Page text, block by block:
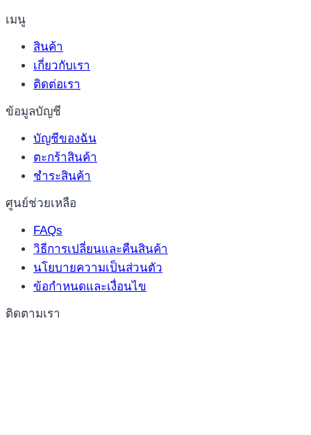
เมนู
สินค้า
เกี่ยวกับเรา
ติดต่อเรา
ข้อมูลบัญชี
บัญชีของฉัน
ตะกร้าสินค้า
ชำระสินค้า
ศูนย์ช่วยเหลือ
FAQs
วิธีการเปลี่ยนและคืนสินค้า
นโยบายความเป็นส่วนตัว
ข้อกำหนดและเงื่อนไข
ติดตามเรา